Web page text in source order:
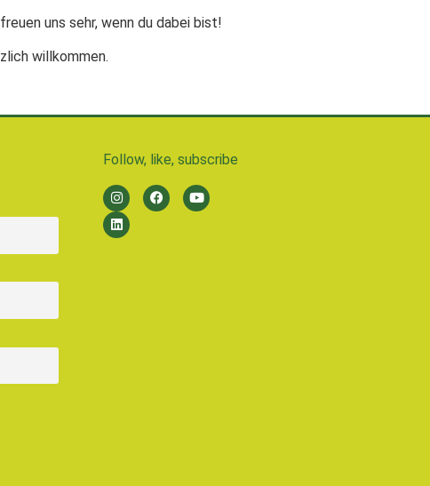
uns sehr, wenn du dabei bist!
willkommen.
Follow, like, subscribe